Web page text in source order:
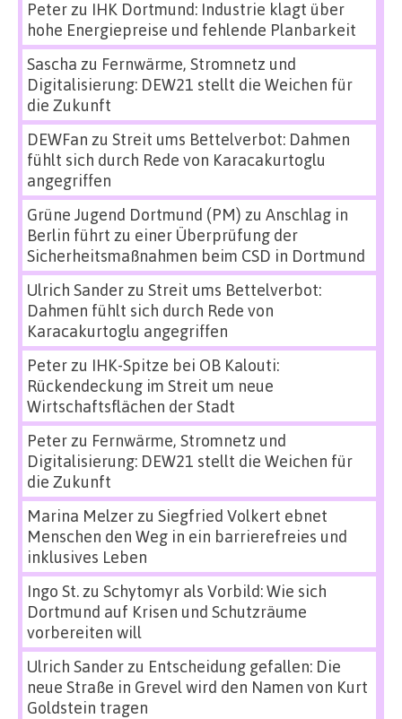
Peterzu IHK Dortmund: Industrie klagt über
hohe Energiepreise und fehlende Planbarkeit
Sascha zu Fernwärme, Stromnetz und
Digitalisierung: DEW21 stellt die Weichen für
die Zukunft
DEWFan zu Streit ums Bettelverbot: Dahmen
fühlt sich durch Rede von Karacakurtoglu
angegriffen
Grüne Jugend Dortmund (PM) zu Anschlag in
Berlin führt zu einer Überprüfung der
Sicherheitsmaßnahmen beim CSD in Dortmund
Ulrich Sanderzu Streit ums Bettelverbot:
Dahmen fühlt sich durch Rede von
Karacakurtoglu angegriffen
Peterzu IHK-Spitze bei OB Kalouti:
Rückendeckung im Streit um neue
Wirtschaftsflächen der Stadt
Peterzu Fernwärme, Stromnetz und
Digitalisierung: DEW21 stellt die Weichen für
die Zukunft
Marina Melzerzu Siegfried Volkert ebnet
Menschen den Weg in ein barrierefreies und
inklusives Leben
Ingo St.zu Schytomyr als Vorbild: Wie sich
Dortmund auf Krisen und Schutzräume
vorbereiten will
Ulrich Sanderzu Entscheidung gefallen: Die
neue Straße in Grevel wird den Namen von Kurt
Goldstein tragen